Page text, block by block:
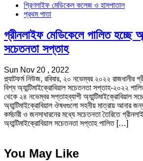
গ্রিণলাইফ মেডিকেল কলেজ ও হাসপাতাল
প্রথম পাতা
গ্রীনলাইফ মেডিকেলে পালিত হচ্ছে
সচেতনতা সপ্তাহ
Sun Nov 20 , 2022
প্ল্যাটফর্ম নিউজ, রবিবার, ২০ নভেম্বর ২০২২ রাজধানীর
বিশ্ব অ্যান্টিমাইক্রোবিয়াল সচেতনতা সপ্তাহ-২০২২
থেকে ২৪ নভেম্বর সপ্তাহব্যাপী অ্যান্টিমাইক্রোবিয়াল
অ্যান্টিমাইক্রোবিয়াল ঔষধগুলো সহনীয় মাত্রায় আনার
কর্মচারী ও জনসাধারনের মধ্যে সচেতনতা তৈরিতে
অ্যান্টিমাইক্রোবিয়াল সচেতনতা সপ্তাহ পালিত […]
You May Like